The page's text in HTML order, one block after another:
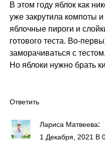
В этом году яблок как
уже закрутила компоты
яблочные пироги и
готового теста. Во-
заморачиваться с
Но яблоки нужно брать
Ответить
Лариса Матвеева:
1 Декабря, 2021 В